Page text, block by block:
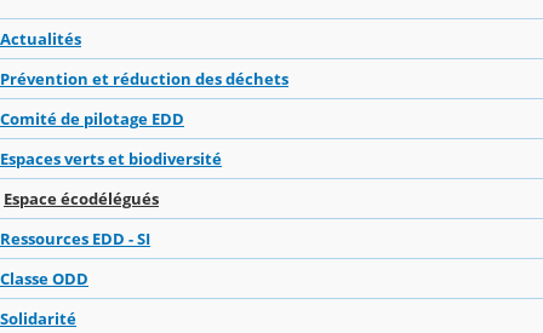
Actualités
Prévention et réduction des déchets
Comité de pilotage EDD
Espaces verts et biodiversité
Espace écodélégués
Ressources EDD - SI
Classe ODD
Solidarité